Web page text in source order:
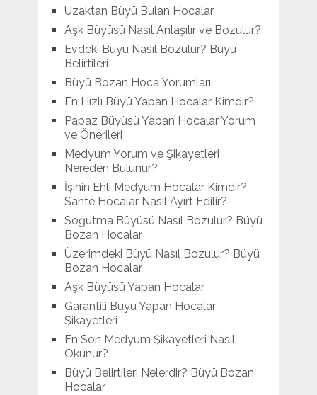
Uzaktan Büyü Bulan Hocalar
Aşk Büyüsü Nasıl Anlaşılır ve Bozulur?
Evdeki Büyü Nasıl Bozulur? Büyü
Belirtileri
Büyü Bozan Hoca Yorumları
En Hızlı Büyü Yapan Hocalar Kimdir?
Papaz Büyüsü Yapan Hocalar Yorum
ve Önerileri
Medyum Yorum ve Şikayetleri
Nereden Bulunur?
İşinin Ehli Medyum Hocalar Kimdir?
Sahte Hocalar Nasıl Ayırt Edilir?
Soğutma Büyüsü Nasıl Bozulur? Büyü
Bozan Hocalar
Üzerimdeki Büyü Nasıl Bozulur? Büyü
Bozan Hocalar
Aşk Büyüsü Yapan Hocalar
Garantili Büyü Yapan Hocalar
Şikayetleri
En Son Medyum Şikayetleri Nasıl
Okunur?
Büyü Belirtileri Nelerdir? Büyü Bozan
Hocalar